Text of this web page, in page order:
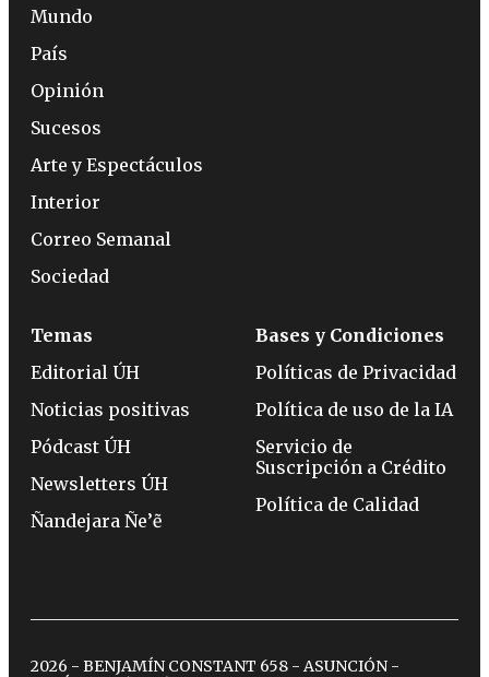
Mundo
País
Opinión
Sucesos
Arte y Espectáculos
Interior
Correo Semanal
Sociedad
Temas
Editorial ÚH
Noticias positivas
Pódcast ÚH
Newsletters ÚH
Ñandejara Ñe’ẽ
Bases y Condiciones
Políticas de Privacidad
Política de uso de la IA
Servicio de
Suscripción a Crédito
Política de Calidad
2026 - BENJAMÍN CONSTANT 658 - ASUNCIÓN -